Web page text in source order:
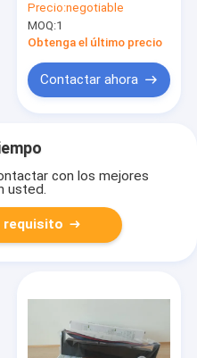
Precio:negotiable
MOQ:1
Obtenga el último precio
Contactar ahora
con los mejores
usted.
requisito